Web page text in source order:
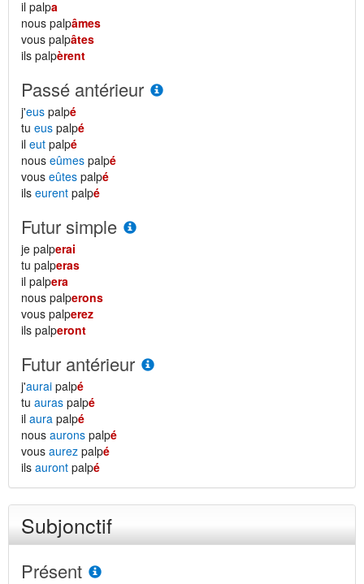
il palpa
nous palpâmes
vous palpâtes
ils palpèrent
Passé antérieur
j'eus palpé
tu eus palpé
il eut palpé
nous eûmes palpé
vous eûtes palpé
ils eurent palpé
Futur simple
je palperai
tu palperas
il palpera
nous palperons
vous palperez
ils palperont
Futur antérieur
j'aurai palpé
tu auras palpé
il aura palpé
nous aurons palpé
vous aurez palpé
ils auront palpé
Subjonctif
Présent